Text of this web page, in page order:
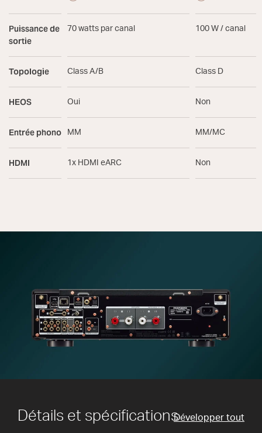
Puissance de
sortie
Topologie
HEOS
Entrée phono
HDMI
70 watts par canal
Class A/B
Oui
MM
1x HDMI eARC
100 W / canal
Class D
Non
MM/MC
Non
Détails et spécificationsDévelopper tout